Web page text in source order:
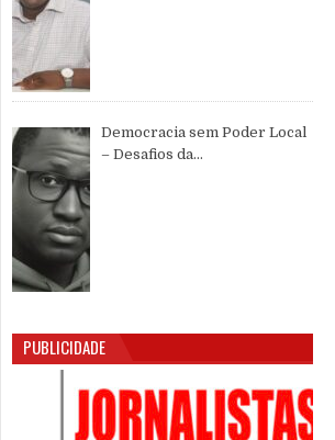
Democracia sem Poder Local
– Desafios da
PUBLICIDADE